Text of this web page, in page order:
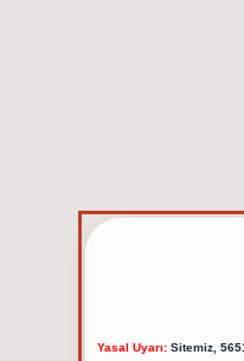
Yasal Uyarı:Sitemiz,